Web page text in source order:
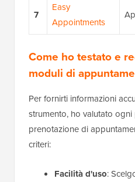
7
Easy
Appointments
Come ho testato e
moduli di
Per fornirti informazioni
strumento, ho valutato
prenotazione di
criteri:
Facilità d'uso: